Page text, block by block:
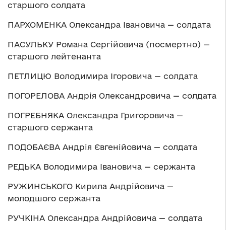
старшого солдата
ПАРХОМЕНКА Олександра Івановича — солдата
ПАСУЛЬКУ Романа Сергійовича (посмертно) —
старшого лейтенанта
ПЕТЛИЦЮ Володимира Ігоровича — солдата
ПОГОРЕЛОВА Андрія Олександровича — солдата
ПОГРЕБНЯКА Олександра Григоровича —
старшого сержанта
ПОДОБАЄВА Андрія Євгенійовича — солдата
РЕДЬКА Володимира Івановича — сержанта
РУЖИНСЬКОГО Кирила Андрійовича —
молодшого сержанта
РУЧКІНА Олександра Андрійовича — солдата